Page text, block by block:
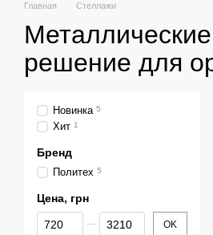
Главная Стеллажи
решение для
Новинка 5
Хит 1
Бренд
Политех 5
Цена, грн
От Цена, грн
До Цена, грн OK